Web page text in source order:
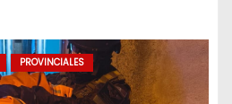
PROVINCIALES